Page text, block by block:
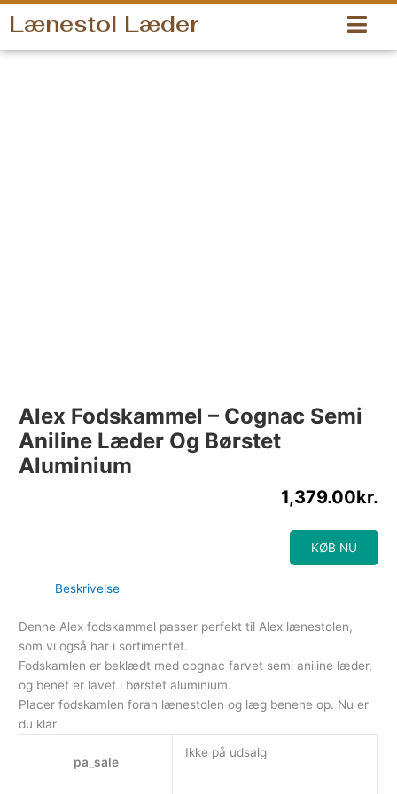
Gå
indholdet
Lænestol Læder
Alex Fodskammel – Cognac Semi
Aniline Læder Og Børstet
Aluminium
1,379.00kr.
KØB NU
Beskrivelse
Denne Alex fodskammel passer perfekt til Alex lænestolen,
som vi også har i sortimentet.
Fodskamlen er beklædt med cognac farvet semi aniline læder,
og benet er lavet i børstet aluminium.
Placer fodskamlen foran lænestolen og læg benene op. Nu er
du klar
pa_sale
Ikke på udsalg